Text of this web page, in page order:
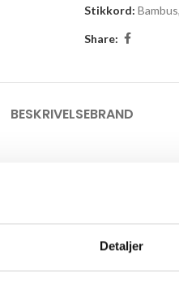
Detaljer
Stikkord: Bambus,
Share:
BESKRIVELSEBRAND